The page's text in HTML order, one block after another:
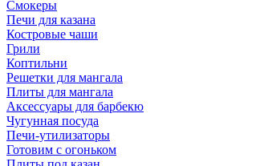
Смокеры
Печи для казана
Костровые чаши
Грили
Коптильни
Решетки для мангала
Плиты для мангала
Аксессуары для барбекю
Чугунная посуда
Печи-утилизаторы
Готовим с огоньком